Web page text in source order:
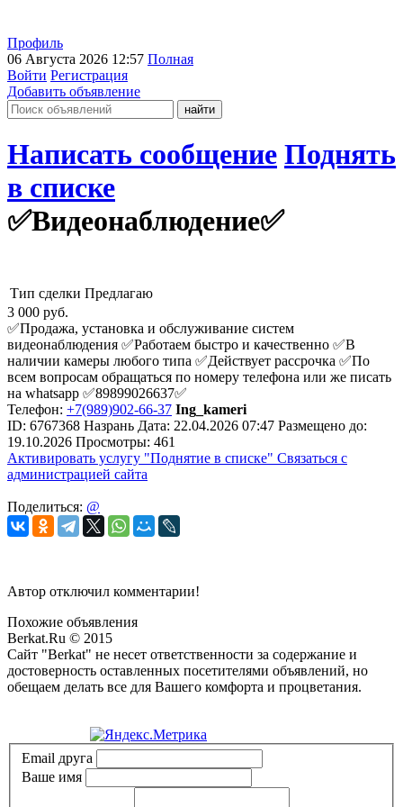
Профиль
06 Августа 2026 12:57 Полная
Войти Регистрация
Добавить объявление
Написать сообщение Поднять
в списке
✅️Видеонаблюдение✅️
Тип сделки Предлагаю
3 000 руб.
✅️Продажа, установка и обслуживание систем
видеонаблюдения ✅️Работаем быстро и качественно ✅️В
наличии камеры любого типа ✅️Действует рассрочка ✅️По
всем вопросам обращаться по номеру телефона или же писать
на whatsapp ✅️89899026637✅️
Телефон: +7(989)902-66-37 Ing_kameri
ID: 6767368 Назрань Дата: 22.04.2026 07:47 Размещено до:
19.10.2026 Просмотры: 461
Активировать услугу "Поднятие в списке" Связаться с
администрацией сайта
Поделиться: @
Автор отключил комментарии!
Похожие объявления
Berkat.Ru © 2015
Сайт "Berkat" не несет ответственности за содержание и
достоверность оставленных посетителями объявлений, но
обещаем делать все для Вашего комфорта и процветания.
Email друга
Ваше имя